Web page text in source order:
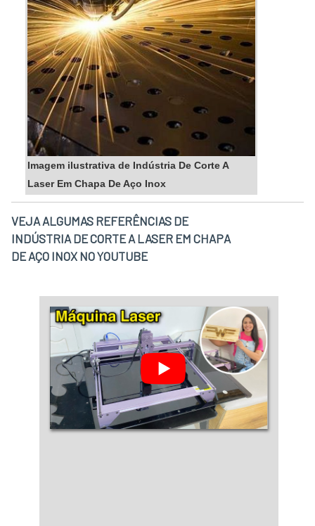
Imagem ilustrativa de Indústria De Corte A
Laser Em Chapa De Aço Inox
VEJA ALGUMAS REFERÊNCIAS DE
INDÚSTRIA DE CORTE A LASER EM CHAPA
DE AÇO INOX NO YOUTUBE